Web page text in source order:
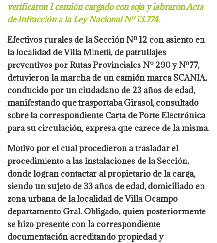
verificaron 1 camión cargadocon soja y labraron Acta
de Infracción a la Ley Nacional Nº 13.774.
Efectivos rurales de la Sección Nº 12 con asiento en
la localidad de Villa Minetti, depatrullajes
preventivos por Rutas Provinciales N° 290 y Nº77,
detuvieron lamarcha de un camión marca SCANIA,
conducido por un ciudadano de 23 años de edad,
manifestando que trasportaba Girasol, consultado
sobre la correspondiente Carta de Porte Electrónica
para su circulación, expresa que carece de la misma.
Motivo por el cual procedieron a trasladar el
procedimiento a las instalaciones dela Sección,
donde logran contactar al propietario de la carga,
siendo un sujeto de 33 años de edad, domiciliado en
zona urbana de la localidad de Villa Ocampo
departamento Gral. Obligado, quien posteriormente
se hizo presente con lacorrespondiente
documentación acreditando propiedad y